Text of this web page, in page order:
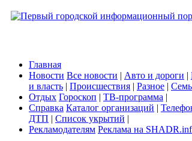
Главная
Новости Все новости | Авто и дороги |
и власть | Происшествия | Разное |
Отдых Гороскоп | ТВ-программа |
Справка Каталог организаций |
ДТП | Список укрытий |
Рекламодателям Реклама на